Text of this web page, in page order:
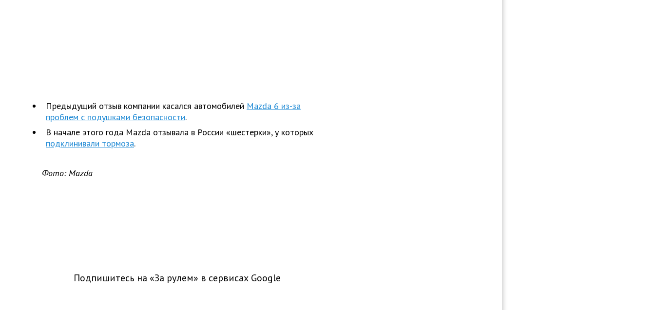
Предыдущий отзыв компании касался автомобилей Mazda 6 из-за
проблем с подушками безопасности.
В начале этого года Mazda отзывала в России «шестерки», у которых
подклинивали тормоза.
Фото: Mazda
Подпишитесь на «За рулем» в сервисах Google